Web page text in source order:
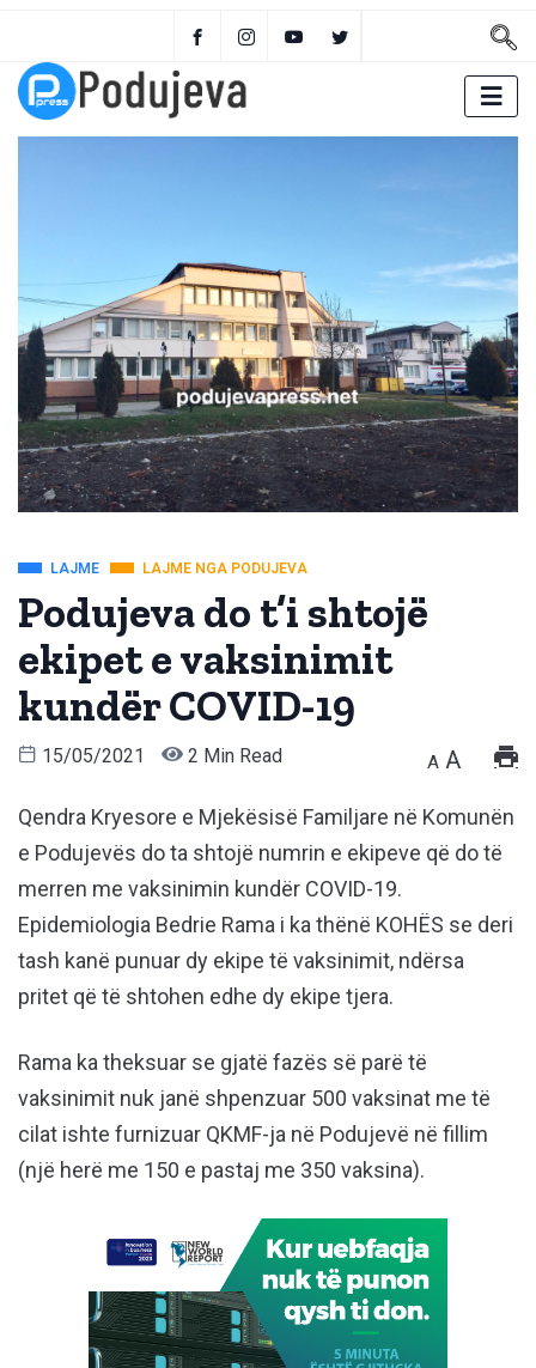
LAJME LAJME NGA PODUJEVA
Podujeva do t’i shtojë
ekipet e vaksinimit
kundër COVID-19
15/05/2021 2 Min Read A A
Qendra Kryesore e Mjekësisë Familjare në Komunën
e Podujevës do ta shtojë numrin e ekipeve që do të
merren me vaksinimin kundër COVID-19.
Epidemiologia Bedrie Rama i ka thënë KOHËS se deri
tash kanë punuar dy ekipe të vaksinimit, ndërsa
pritet që të shtohen edhe dy ekipe tjera.
Rama ka theksuar se gjatë fazës së parë të
vaksinimit nuk janë shpenzuar 500 vaksinat me të
cilat ishte furnizuar QKMF-ja në Podujevë në fillim
(një herë me 150 e pastaj me 350 vaksina).